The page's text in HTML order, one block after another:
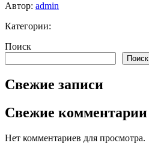
Автор: admin
Категории:
Поиск
Поиск
Свежие записи
Свежие комментарии
Нет комментариев для просмотра.